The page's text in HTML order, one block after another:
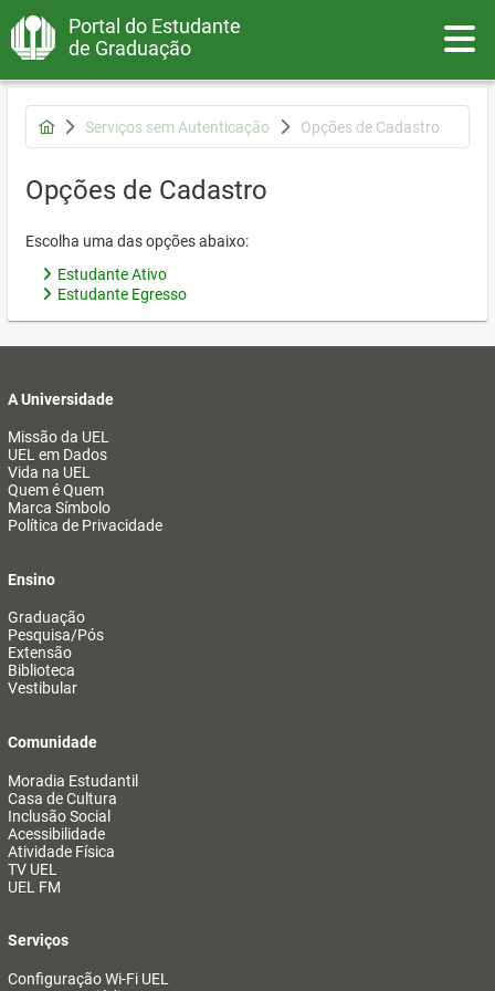
Portal do Estudante
de Graduação
Serviços sem Autenticação Opções de Cadastro
Opções de Cadastro
Escolha uma das opções abaixo:
Estudante Ativo
Estudante Egresso
A Universidade
Missão da UEL
UEL em Dados
Vida na UEL
Quem é Quem
Marca Símbolo
Política de Privacidade
Ensino
Graduação
Pesquisa/Pós
Extensão
Biblioteca
Vestibular
Comunidade
Moradia Estudantil
Casa de Cultura
Inclusão Social
Acessibilidade
Atividade Física
TV UEL
UEL FM
Serviços
Configuração Wi-Fi UEL